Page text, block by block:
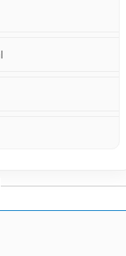
un look
et ludique au